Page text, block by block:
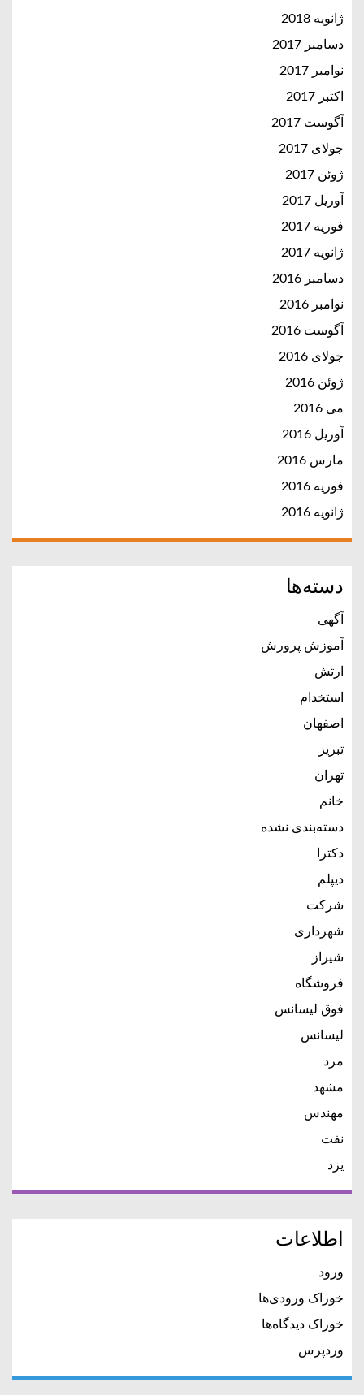
ژانویه 2018
دسامبر 2017
نوامبر 2017
اکتبر 2017
آگوست 2017
جولای 2017
ژوئن 2017
آوریل 2017
فوریه 2017
ژانویه 2017
دسامبر 2016
نوامبر 2016
آگوست 2016
جولای 2016
ژوئن 2016
می 2016
آوریل 2016
مارس 2016
فوریه 2016
ژانویه 2016
دسته‌ها
آگهی
آموزش پرورش
ارتش
استخدام
اصفهان
تبریز
تهران
خانم
دسته‌بندی نشده
دکترا
دیپلم
شرکت
شهرداری
شیراز
فروشگاه
فوق لیسانس
لیسانس
مرد
مشهد
مهندس
نفت
یزد
اطلاعات
ورود
خوراک ورودی‌ها
خوراک دیدگاه‌ها
وردپرس